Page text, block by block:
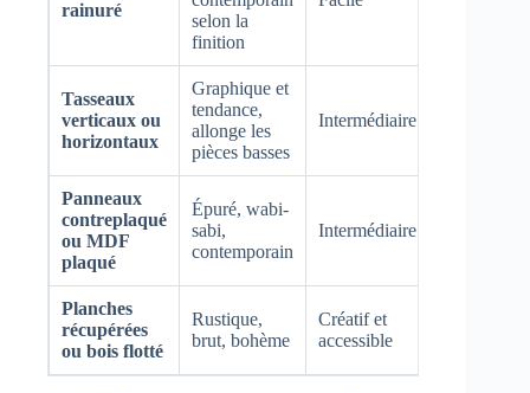
rainuré
selon la
finition
Tasseaux
verticaux ou
horizontaux
Graphique et
tendance,
allonge les
pièces basses
Intermédiaire
Panneaux
contreplaqué
ou MDF
plaqué
Épuré, wabi-
sabi,
contemporain
Intermédiaire
Planches
récupérées
ou bois flotté
Rustique,
brut, bohème
Créatif et
accessible